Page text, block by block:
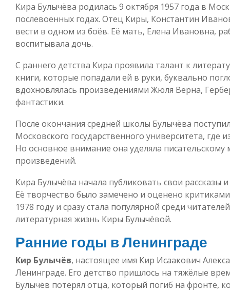
Кира Булычёва родилась 9 октября 1957 года в
послевоенных годах. Отец Киры, Константин
вести в одном из боёв. Её мать, Елена Ивановна,
воспитывала дочь.
С раннего детства Кира проявила талант к
книги, которые попадали ей в руки, буквально
вдохновлялась произведениями Жюля Верна,
фантастики.
После окончания средней школы Булычёва
Московского государственного университета, где
Но основное внимание она уделяла писательскому
произведений.
Кира Булычёва начала публиковать свои
Её творчество было замечено и оценено
1978 году и сразу стала популярной среди
литературная жизнь Киры Булычёвой.
Ранние годы в Ленинграде
Кир Булычёв, настоящее имя Кир Исаакович
Ленинграде. Его детство пришлось на тяжёлые
Булычёв потерял отца, который погиб на фронте,